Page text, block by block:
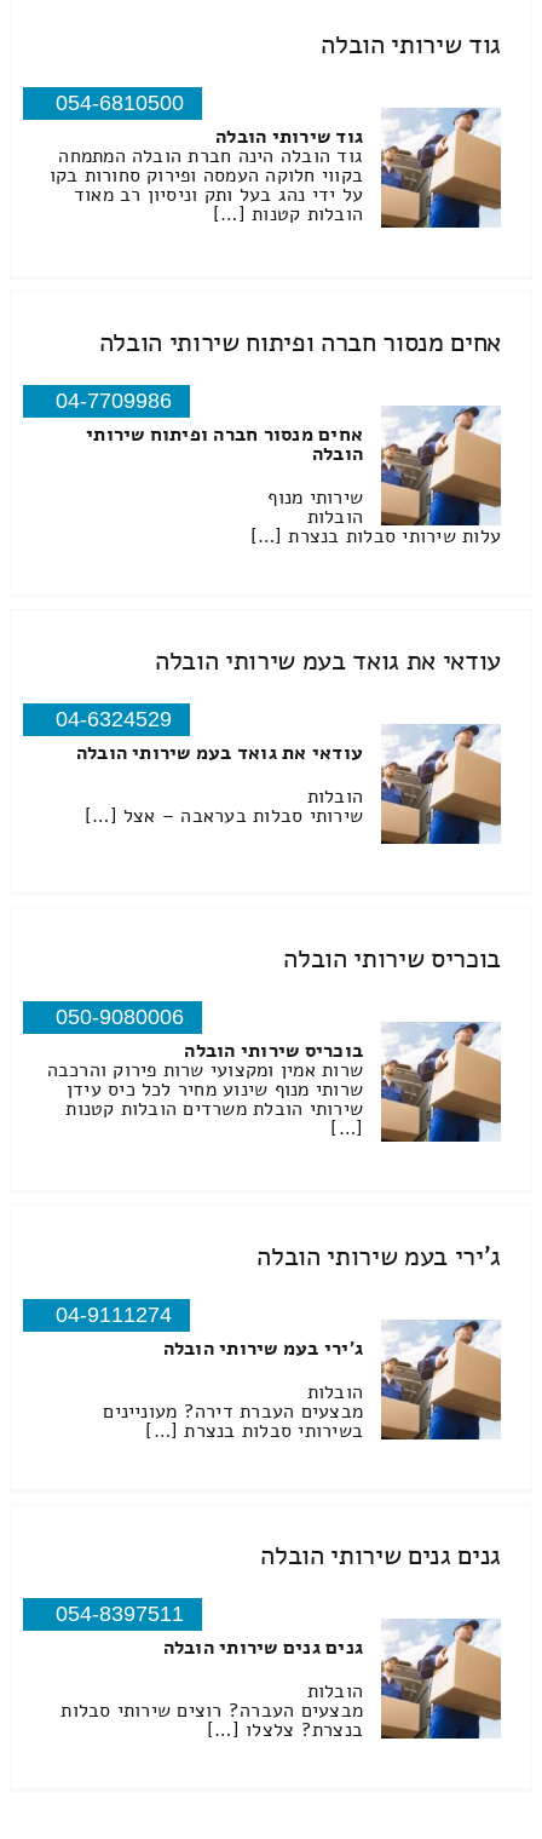
גוד שירותי הובלה
054-6810500
גוד שירותי הובלה
גוד הובלה הינה חברת הובלה המתמחה
בקווי חלוקה העמסה ופירוק סחורות בקו
על ידי נהג בעל ותק וניסיון רב מאוד
הובלות קטנות […]
אחים מנסור חברה ופיתוח שירותי הובלה
04-7709986
אחים מנסור חברה ופיתוח שירותי
הובלה
שירותי מנוף
הובלות
עלות שירותי סבלות בנצרת […]
עודאי את גואד בעמ שירותי הובלה
04-6324529
עודאי את גואד בעמ שירותי הובלה
הובלות
שירותי סבלות בעראבה – אצל […]
בוכריס שירותי הובלה
050-9080006
בוכריס שירותי הובלה
שרות אמין ומקצועי שרות פירוק והרכבה
שרותי מנוף שינוע מחיר לכל כיס עידן
שירותי הובלת משרדים הובלות קטנות
[…]
ג'ירי בעמ שירותי הובלה
04-9111274
ג'ירי בעמ שירותי הובלה
הובלות
מבצעים העברת דירה? מעוניינים
בשירותי סבלות בנצרת […]
גנים גנים שירותי הובלה
054-8397511
גנים גנים שירותי הובלה
הובלות
מבצעים העברה? רוצים שירותי סבלות
בנצרת? צלצלו […]